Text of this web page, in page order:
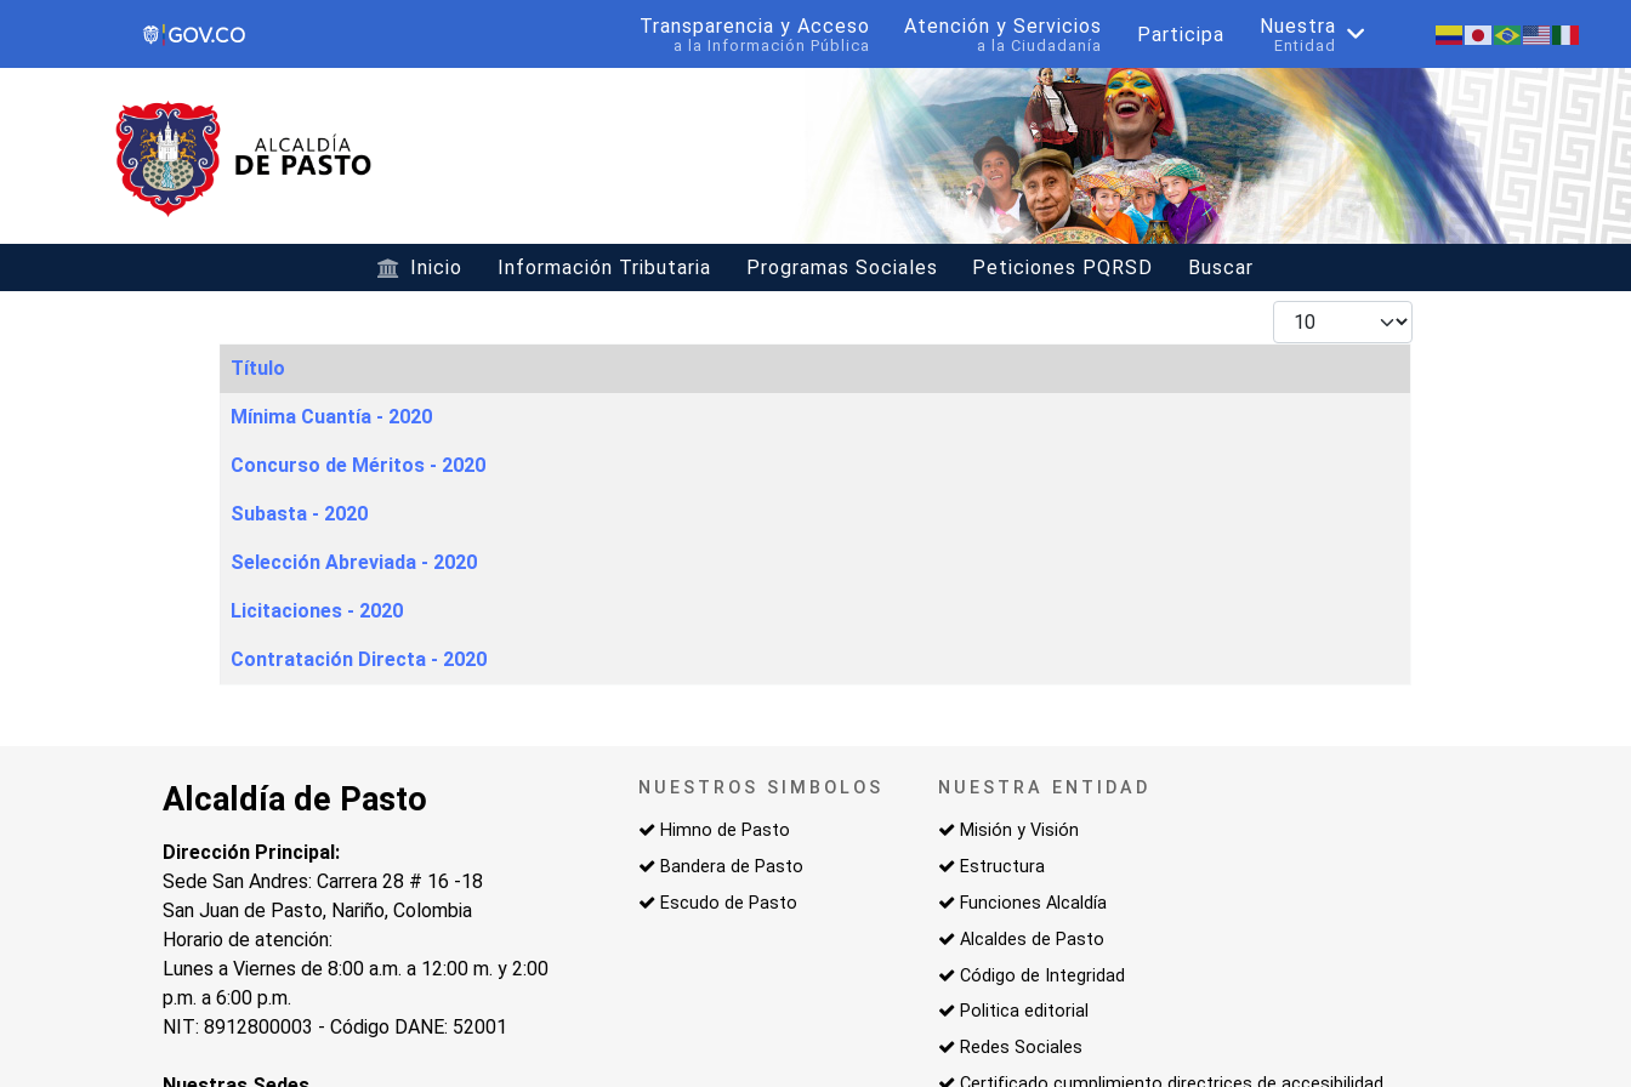
Transparencia y Acceso
a la Información Pública
Atención y Servicios
a la Ciudadanía Participa Nuestra
Entidad
Inicio Información Tributaria Programas Sociales Peticiones PQRSD
Buscar
Mostrar #
Articles
Título
Mínima Cuantía - 2020
Concurso de Méritos - 2020
Subasta - 2020
Selección Abreviada - 2020
Licitaciones - 2020
Contratación Directa - 2020
Alcaldía de Pasto
Dirección Principal:
Sede San Andres: Carrera 28 # 16 -18
San Juan de Pasto, Nariño, Colombia
Horario de atención:
Lunes a Viernes de 8:00 a.m. a 12:00 m. y 2:00
p.m. a 6:00 p.m.
NIT: 8912800003 - Código DANE: 52001
NUESTROS SIMBOLOS
Himno de Pasto
Bandera de Pasto
Escudo de Pasto
NUESTRA ENTIDAD
Misión y Visión
Estructura
Funciones Alcaldía
Alcaldes de Pasto
Código de Integridad
Politica editorial
Redes Sociales